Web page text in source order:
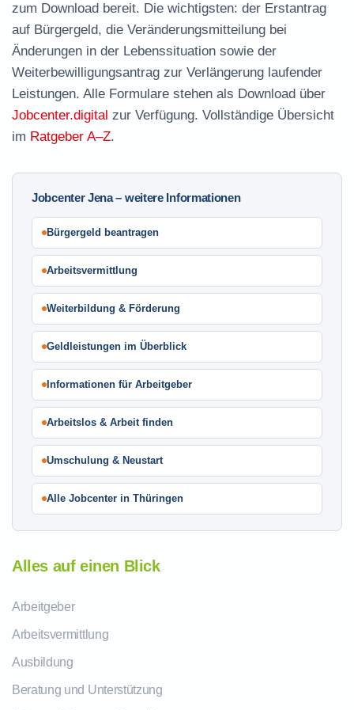
zum Download bereit. Die wichtigsten: der Erstantrag
auf Bürgergeld, die Veränderungsmitteilung bei
Änderungen in der Lebenssituation sowie der
Weiterbewilligungsantrag zur Verlängerung laufender
Leistungen. Alle Formulare stehen als Download über
Jobcenter.digital zur Verfügung. Vollständige Übersicht
im Ratgeber A–Z.
Jobcenter Jena – weitere Informationen
Bürgergeld beantragen
Arbeitsvermittlung
Weiterbildung & Förderung
Geldleistungen im Überblick
Informationen für Arbeitgeber
Arbeitslos & Arbeit finden
Umschulung & Neustart
Alle Jobcenter in Thüringen
Alles auf einen Blick
Arbeitgeber
Arbeitsvermittlung
Ausbildung
Beratung und Unterstützung